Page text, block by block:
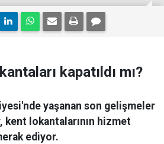
kapatıldı mı?
yaşanan son gelişmeler
kent lokantalarının hizmet
ediyor.